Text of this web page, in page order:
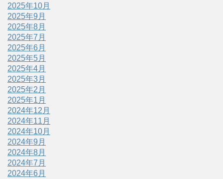
2025年10月
2025年9月
2025年8月
2025年7月
2025年6月
2025年5月
2025年4月
2025年3月
2025年2月
2025年1月
2024年12月
2024年11月
2024年10月
2024年9月
2024年8月
2024年7月
2024年6月